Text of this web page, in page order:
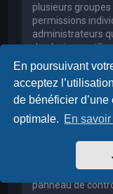
En poursuivant
acceptez
de bénéficier
optimale. En
plusieurs
permissions
administrateurs
de plusieurs
accorder des
donner accès à
Haut
Où sont les
en rejoindre un ?
Vous pouvez
cliquant sur le
panneau de